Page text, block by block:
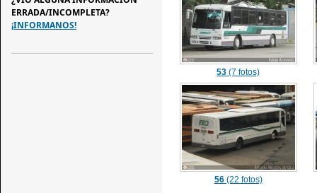
53 (7 fotos)
56(22 fotos)
ERRADA/INCOMPLETA?
¡INFORMANOS!